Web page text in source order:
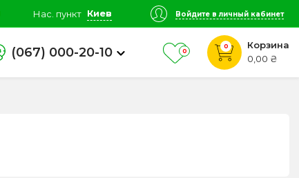
Нас. пункт Киев Войдите в личный кабинет
(067) 000-20-10 0
0
Корзина
0,00 ₴